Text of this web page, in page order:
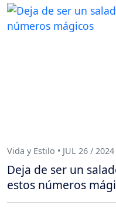
Vida y Estilo • JUL 26 / 2024
Deja de ser un
estos números